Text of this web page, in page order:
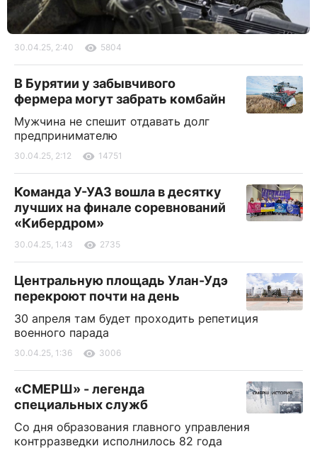
30.04.25, 2:40 5804
В Бурятии у забывчивого
фермера могут забрать комбайн
Мужчина не спешит отдавать долг
предпринимателю
30.04.25, 2:12 14751
Команда У-УАЗ вошла в десятку
лучших на финале соревнований
«Кибердром»
30.04.25, 1:43 2735
Центральную площадь Улан-Удэ
перекроют почти на день
30 апреля там будет проходить репетиция
военного парада
30.04.25, 1:36 3006
«СМЕРШ» - легенда
специальных служб
Со дня образования главного управления
контрразведки исполнилось 82 года